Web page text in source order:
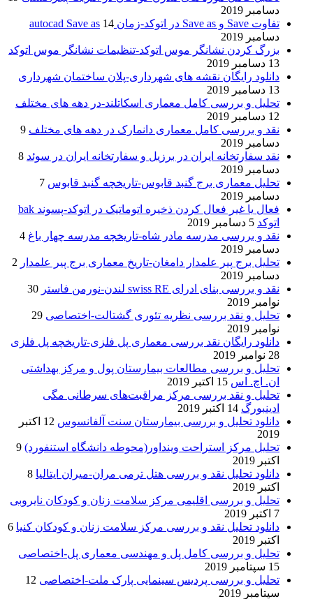
دسامبر 2019
تفاوت Save و Save as در اتوکد-زمان autocad Save as
14
دسامبر 2019
بزرگ کردن نشانگر موس اتوکد-تنظیمات نشانگر موس اتوکد
13 دسامبر 2019
دانلود رایگان نقشه های شهرداری-پلان ساختمان شهرداری
13 دسامبر 2019
تحلیل و بررسی کامل معماری اسکاتلند-در دهه های مختلف
12 دسامبر 2019
نقد و بررسی کامل معماری دانمارک در دهه های مختلف 9
دسامبر 2019
نقد سفارتخانه ایران در برزیل و سفارتخانه ایران در سوئد 8
دسامبر 2019
تحلیل معماری برج گنبد قابوس-تاریخچه گنبد قابوس 7
دسامبر 2019
فعال یا غیر فعال کردن ذخیره اتوماتیک در اتوکد-پسوند bak
اتوکد 5 دسامبر 2019
نقد و بررسی مدرسه مادر شاه-تاریخچه مدرسه چهار باغ 4
دسامبر 2019
تحلیل برج پیر علمدار دامغان-تاریخ معماری برج پیر علمدار 2
دسامبر 2019
نقد و بررسی بنای ادرای swiss RE لندن-نورمن فاستر
30
نوامبر 2019
تحلیل و نقد بررسی نظریه تئوری گشتالت-اختصاصی 29
نوامبر 2019
دانلود رایگان نقد بررسی معماری پل فلزی-تاریخچه پل فلزی
28 نوامبر 2019
تحلیل و بررسی مطالعات بیمارستان پول و مرکز بهداشتی
ان. اچ. اس 15 اکتبر 2019
تحلیل و نقد بررسی مرکز مراقبت‌های سرطانی مگی
ادینبورگ 14 اکتبر 2019
دانلود تحلیل و بررسی بیمارستان سنت آلفانسوس
12 اکتبر
2019
تحلیل مرکز استراحت وینداور(محوطه دانشگاه استنفورد) 9
اکتبر 2019
دانلود تحلیل نقد و بررسی هتل ترمی مران-میران ایتالیا 8
اکتبر 2019
تحلیل و بررسی اقلیمی مرکز سلامت زنان و کودکان نایروبی
7 اکتبر 2019
دانلود تحلیل نقد و بررسی مرکز سلامت زنان و کودکان کنیا 6
اکتبر 2019
تحلیل و بررسی کامل پل و مهندسی معماری پل-اختصاصی
15 سپتامبر 2019
تحلیل و بررسی پردیس سینمایی پارک ملت-اختصاصی 12
سپتامبر 2019